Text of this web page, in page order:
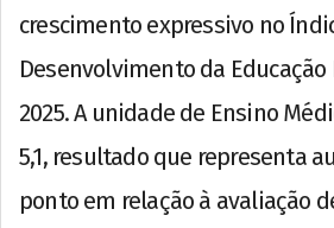
crescimento expressivo no
Desenvolvimento da Educação
2025. A unidade de Ensino
5,1, resultado que representa
ponto em relação à avaliação